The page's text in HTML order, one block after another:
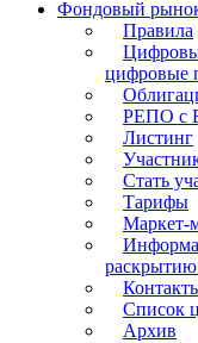
Фондовый
Правила
цифровые
РЕПО с
Листинг
Стать
Тарифы
Маркет-
Список
Архив